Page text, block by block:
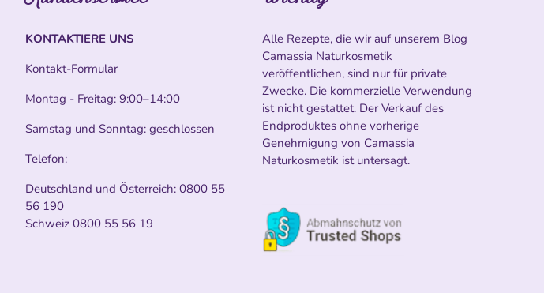
KONTAKTIERE UNS
Kontakt-Formular
Montag - Freitag: 9:00–14:00
Samstag und Sonntag: geschlossen
Telefon:
Deutschland und Österreich: 0800 55
56 190
Schweiz 0800 55 56 19
Alle Rezepte, die wir auf unserem Blog
Camassia Naturkosmetik
veröffentlichen, sind nur für private
Zwecke. Die kommerzielle Verwendung
ist nicht gestattet. Der Verkauf des
Endproduktes ohne vorherige
Genehmigung von Camassia
Naturkosmetik ist untersagt.